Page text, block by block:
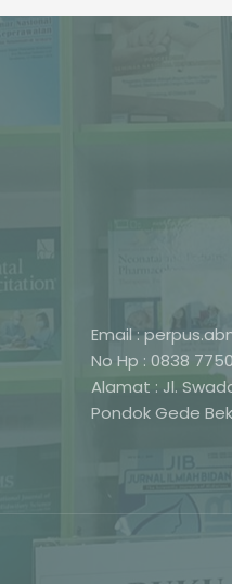
Email :
No Hp : 0838
Alamat : Jl.
Pondok Gede